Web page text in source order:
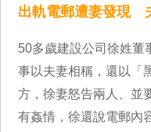
出軌電郵遭妻發現
50多歲建設公司徐姓董
事以夫妻相稱，還以「
方，徐妻怒告兩人、並
有姦情，徐還說電郵內